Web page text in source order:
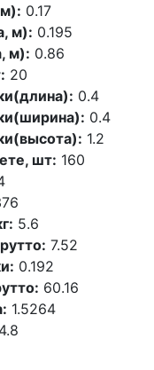
0.17
м): 0.195
м): 0.86
20
0.4
0.4
1.2
шт: 160
5.6
7.52
0.192
60.16
1.5264